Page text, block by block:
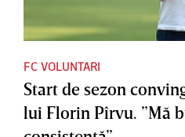
FC VOLUNTARI
Start de sezon
lui Florin Pîrvu. ”Mă